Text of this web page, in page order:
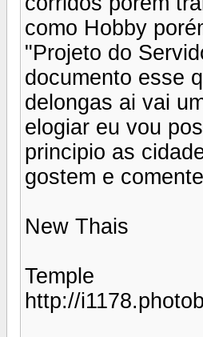
como Hobby
"Projeto do
documento esse
delongas ai vai
elogiar eu vou
principio as
gostem e
New Thais
Temple
http://